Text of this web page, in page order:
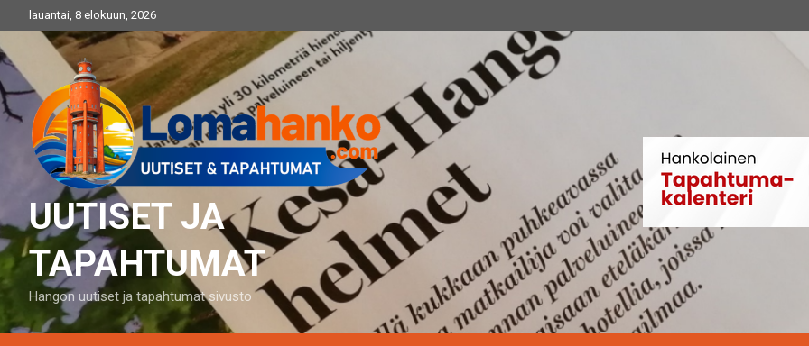
to
content
lauantai, 8 elokuun, 2026
UUTISET JA
TAPAHTUMAT
Hangon uutiset ja tapahtumat sivusto